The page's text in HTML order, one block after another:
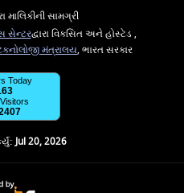
માલિકીની સામગ્રી
સેન્ટરદ્વારા વિકસિત અને હોસ્ટેડ ,
મંત્રાલય, ભારત સરકાર
Today
Jul 20, 2026